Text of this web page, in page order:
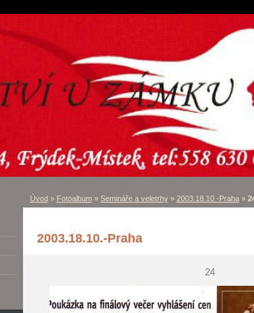
Úvod» Fotoalbum» Semináře a veletrhy» 2003.18.10.-Praha»
2003.18.10.-Praha
24